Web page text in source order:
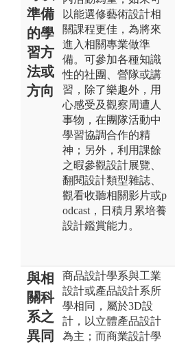
準備
的學
習方
法或
方向
以能選修藝術設計相
關課程更佳，為將來
進入相關專業做準
備。可參加各種知識
性的社團、營隊或講
習，除了樂趣外，用
心感受及觀察周遭人
事物，在團隊活動中
學習協調合作的精
神；另外，利用課餘
之暇參觀設計展覽、
翻閱設計類型雜誌、
觀看收聽相關影片或p
odcast，日積月累培養
設計鑑賞能力。
與相
關科
系之
異同
商品設計學系與工業
設計或產品設計系所
學相同，屬於3D設
計，以立體產品設計
為主；而商業設計學